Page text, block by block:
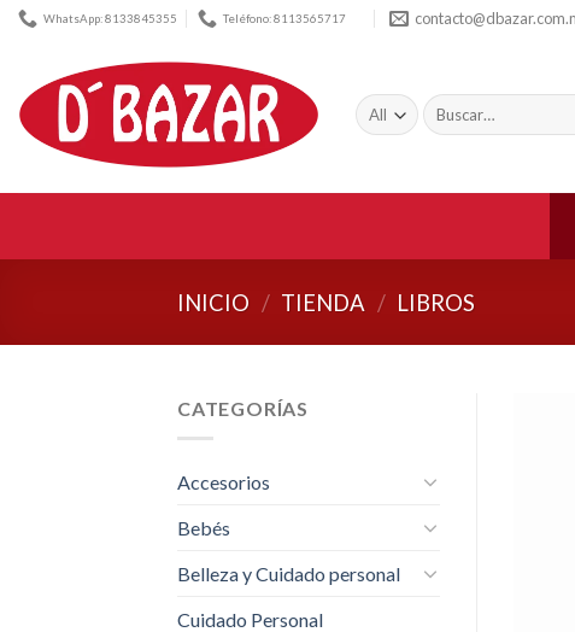
Skip
content
WhatsApp: 8133845355 Teléfono: 8113565717
Buscar
por:
INICIO / TIENDA / LIBROS
CATEGORÍAS
Accesorios
Bebés
Belleza y Cuidado personal
Cuidado Personal